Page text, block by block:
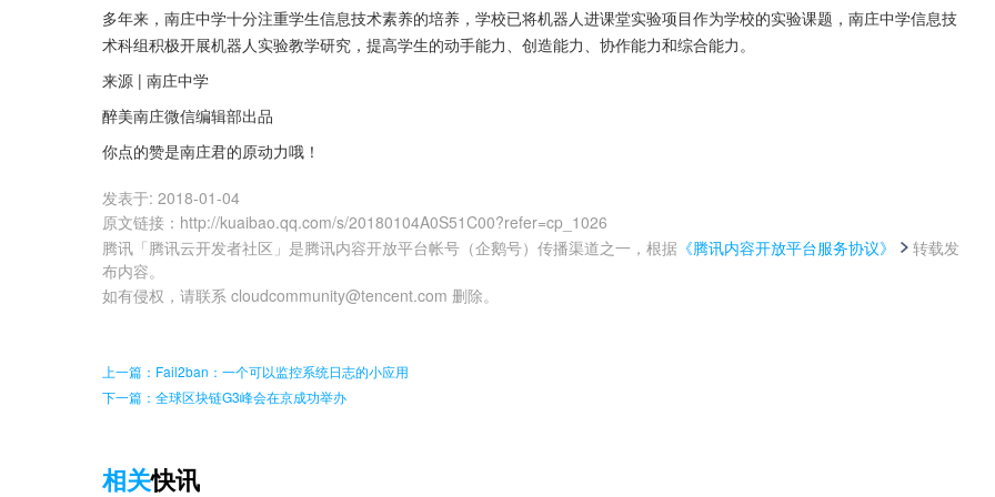
多年来，南庄中学十分注重学生信息技术素养的培养，学校已将机器人进课堂实验项目作为学校的实验课题，南庄中学信息技
术科组积极开展机器人实验教学研究，提高学生的动手能力、创造能力、协作能力和综合能力。
来源 | 南庄中学
醉美南庄微信编辑部出品
你点的赞是南庄君的原动力哦！
发表于: 2018-01-04
原文链接 ： http://kuaibao.qq.com/s/20180104A0S51C00?refer=cp_1026
腾讯「腾讯云开发者社区」是腾讯内容开放平台帐号（企鹅号）传播渠道之一，根据 《腾讯内容开放平台服务协议》
转载发
布内容。
如有侵权，请联系 cloudcommunity@tencent.com 删除。
上一篇：Fail2ban：一个可以监控系统日志的小应用
下一篇：全球区块链G3峰会在京成功举办
相关快讯